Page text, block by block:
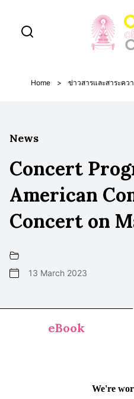
content
Home > ข่าวสารและสาระคว
News
Concert
American
Concert on
13 March 2023
eBook